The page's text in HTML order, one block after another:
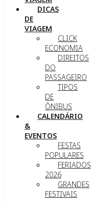
DICAS
DE
VIAGEM
CLICK
ECONOMIA
DIREITOS
DO
PASSAGEIRO
TIPOS
DE
ÔNIBUS
CALENDÁRIO
&
EVENTOS
FESTAS
POPULARES
FERIADOS
2026
GRANDES
FESTIVAIS